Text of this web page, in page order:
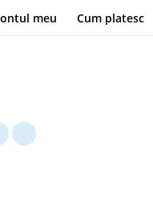
meu Cum platesc